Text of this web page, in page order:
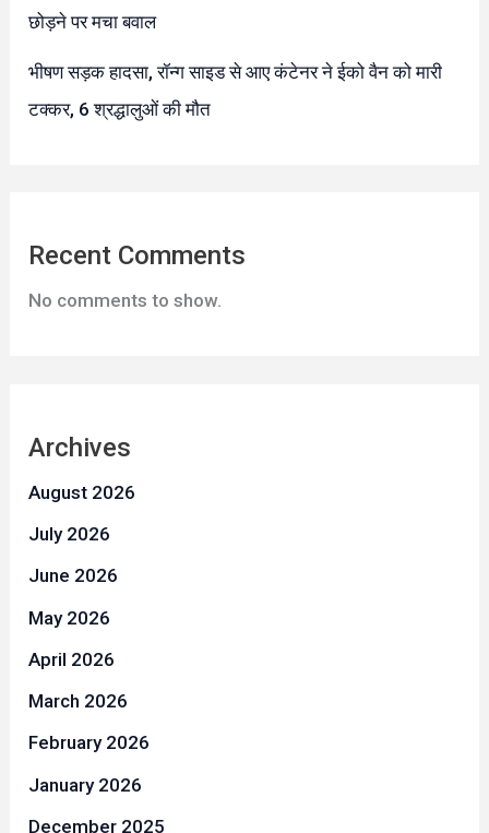
छोड़ने पर मचा बवाल
भीषण सड़क हादसा, रॉन्ग साइड से आए कंटेनर ने ईको वैन को मारी
टक्कर, 6 श्रद्धालुओं की मौत
Recent Comments
No comments to show.
Archives
August 2026
July 2026
June 2026
May 2026
April 2026
March 2026
February 2026
January 2026
December 2025